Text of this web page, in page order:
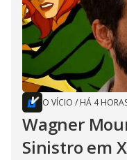
O VÍCIO / HÁ 4
Wagner
Sinistro em